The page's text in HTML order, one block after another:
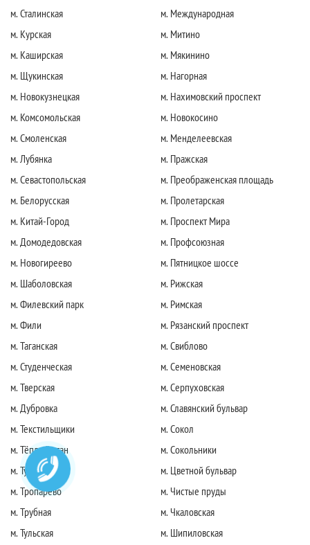
м. Сталинская
м. Курская
м. Каширская
м. Щукинская
м. Новокузнецкая
м. Комсомольская
м. Смоленская
м. Лубянка
м. Севастопольская
м. Белорусская
м. Китай-Город
м. Домодедовская
м. Новогиреево
м. Шаболовская
м. Филевский парк
м. Фили
м. Таганская
м. Студенческая
м. Тверская
м. Дубровка
м. Текстильщики
м. Тёплый стан
м. Тушинская
м. Тропарево
м. Трубная
м. Тульская
м. Международная
м. Митино
м. Мякинино
м. Нагорная
м. Нахимовский проспект
м. Новокосино
м. Менделеевская
м. Пражская
м. Преображенская площадь
м. Пролетарская
м. Проспект Мира
м. Профсоюзная
м. Пятницкое шоссе
м. Рижская
м. Римская
м. Рязанский проспект
м. Свиблово
м. Семеновская
м. Серпуховская
м. Славянский бульвар
м. Сокол
м. Сокольники
м. Цветной бульвар
м. Чистые пруды
м. Чкаловская
м. Шипиловская